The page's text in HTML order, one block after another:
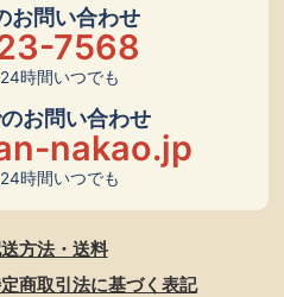
お問い合わせ
7568
時間いつでも
お問い合わせ
nakao.jp
時間いつでも
方法・送料
商取引法に基づく表記